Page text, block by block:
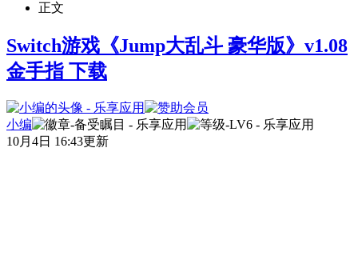
正文
Switch游戏《Jump大乱斗 豪华版》v1.08
金手指 下载
小编
10月4日 16:43更新